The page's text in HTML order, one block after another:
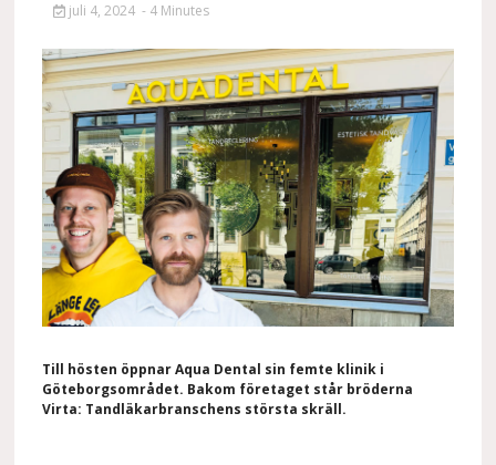
juli 4, 2024 - 4 Minutes
Till hösten öppnar Aqua Dental sin femte klinik i
Göteborgsområdet. Bakom företaget står bröderna
Virta: Tandläkarbranschens största skräll.